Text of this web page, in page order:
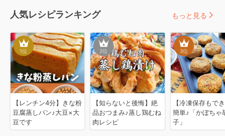
人気レシピランキング
1位
【レンチン4分】きな粉
豆腐蒸しパン♪大豆×大
豆です
2位
【知らないと後悔】絶
品おつまみ♪蒸し鶏むね
肉レシピ
3位
【冷凍保存もで
簡単♪「かぼちゃ
子」
もっと見る